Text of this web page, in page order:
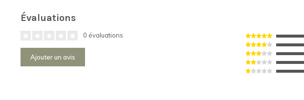
Évaluations
0 évaluations
Ajouter un avis